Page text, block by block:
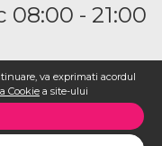
va exprimati acordul
Cookie a site-ului
- 21:00